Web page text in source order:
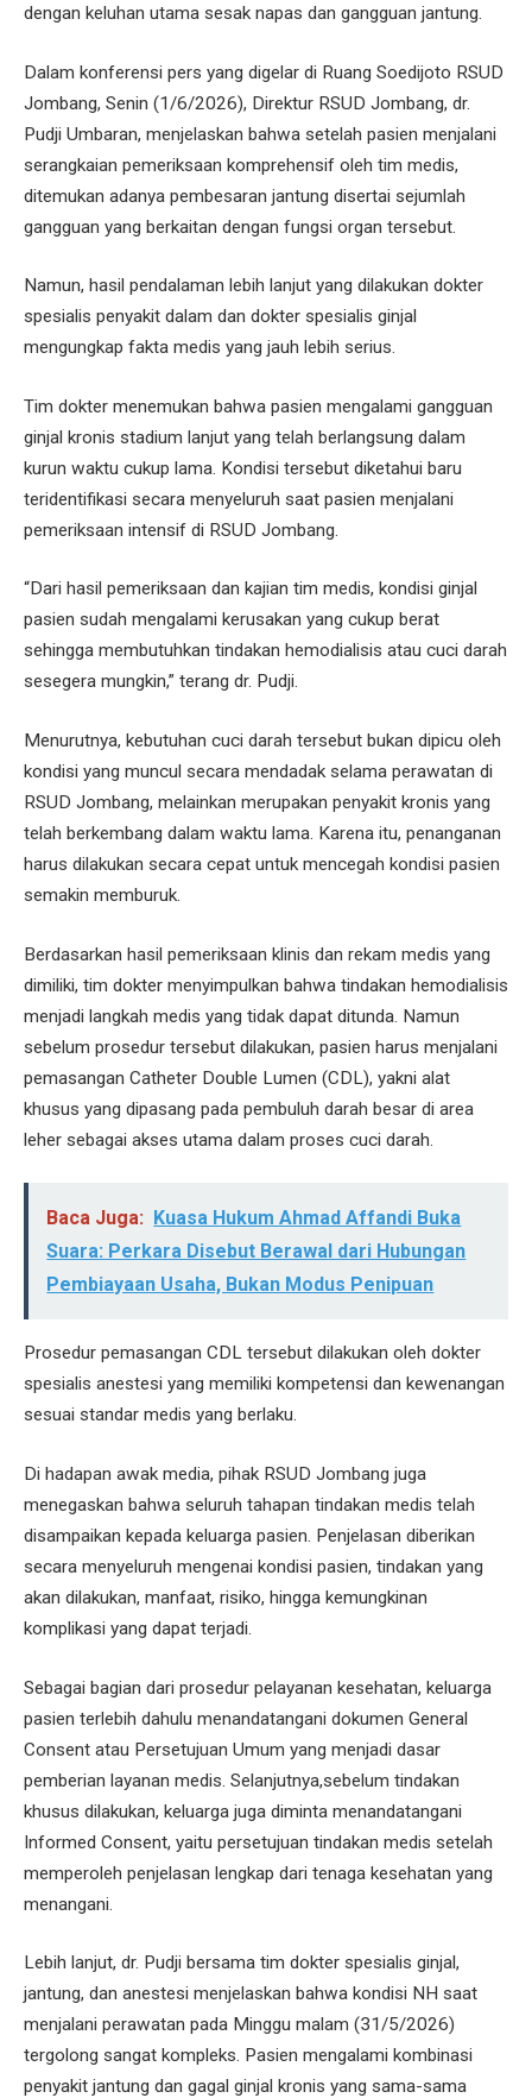
dengan keluhan utama sesak napas dan gangguan jantung.
Dalam konferensi pers yang digelar di Ruang Soedijoto RSUD
Jombang, Senin (1/6/2026), Direktur RSUD Jombang, dr.
Pudji Umbaran, menjelaskan bahwa setelah pasien menjalani
serangkaian pemeriksaan komprehensif oleh tim medis,
ditemukan adanya pembesaran jantung disertai sejumlah
gangguan yang berkaitan dengan fungsi organ tersebut.
Namun, hasil pendalaman lebih lanjut yang dilakukan dokter
spesialis penyakit dalam dan dokter spesialis ginjal
mengungkap fakta medis yang jauh lebih serius.
Tim dokter menemukan bahwa pasien mengalami gangguan
ginjal kronis stadium lanjut yang telah berlangsung dalam
kurun waktu cukup lama. Kondisi tersebut diketahui baru
teridentifikasi secara menyeluruh saat pasien menjalani
pemeriksaan intensif di RSUD Jombang.
“Dari hasil pemeriksaan dan kajian tim medis, kondisi ginjal
pasien sudah mengalami kerusakan yang cukup berat
sehingga membutuhkan tindakan hemodialisis atau cuci darah
sesegera mungkin,” terang dr. Pudji.
Menurutnya, kebutuhan cuci darah tersebut bukan dipicu oleh
kondisi yang muncul secara mendadak selama perawatan di
RSUD Jombang, melainkan merupakan penyakit kronis yang
telah berkembang dalam waktu lama. Karena itu, penanganan
harus dilakukan secara cepat untuk mencegah kondisi pasien
semakin memburuk.
Berdasarkan hasil pemeriksaan klinis dan rekam medis yang
dimiliki, tim dokter menyimpulkan bahwa tindakan hemodialisis
menjadi langkah medis yang tidak dapat ditunda. Namun
sebelum prosedur tersebut dilakukan, pasien harus menjalani
pemasangan Catheter Double Lumen (CDL), yakni alat
khusus yang dipasang pada pembuluh darah besar di area
leher sebagai akses utama dalam proses cuci darah.
Baca Juga: Kuasa Hukum Ahmad Affandi Buka
Suara: Perkara Disebut Berawal dari Hubungan
Pembiayaan Usaha, Bukan Modus Penipuan
Prosedur pemasangan CDL tersebut dilakukan oleh dokter
spesialis anestesi yang memiliki kompetensi dan kewenangan
sesuai standar medis yang berlaku.
Di hadapan awak media, pihak RSUD Jombang juga
menegaskan bahwa seluruh tahapan tindakan medis telah
disampaikan kepada keluarga pasien. Penjelasan diberikan
secara menyeluruh mengenai kondisi pasien, tindakan yang
akan dilakukan, manfaat, risiko, hingga kemungkinan
komplikasi yang dapat terjadi.
Sebagai bagian dari prosedur pelayanan kesehatan, keluarga
pasien terlebih dahulu menandatangani dokumen General
Consent atau Persetujuan Umum yang menjadi dasar
pemberian layanan medis. Selanjutnya,sebelum tindakan
khusus dilakukan, keluarga juga diminta menandatangani
Informed Consent, yaitu persetujuan tindakan medis setelah
memperoleh penjelasan lengkap dari tenaga kesehatan yang
menangani.
Lebih lanjut, dr. Pudji bersama tim dokter spesialis ginjal,
jantung, dan anestesi menjelaskan bahwa kondisi NH saat
menjalani perawatan pada Minggu malam (31/5/2026)
tergolong sangat kompleks. Pasien mengalami kombinasi
penyakit jantung dan gagal ginjal kronis yang sama-sama